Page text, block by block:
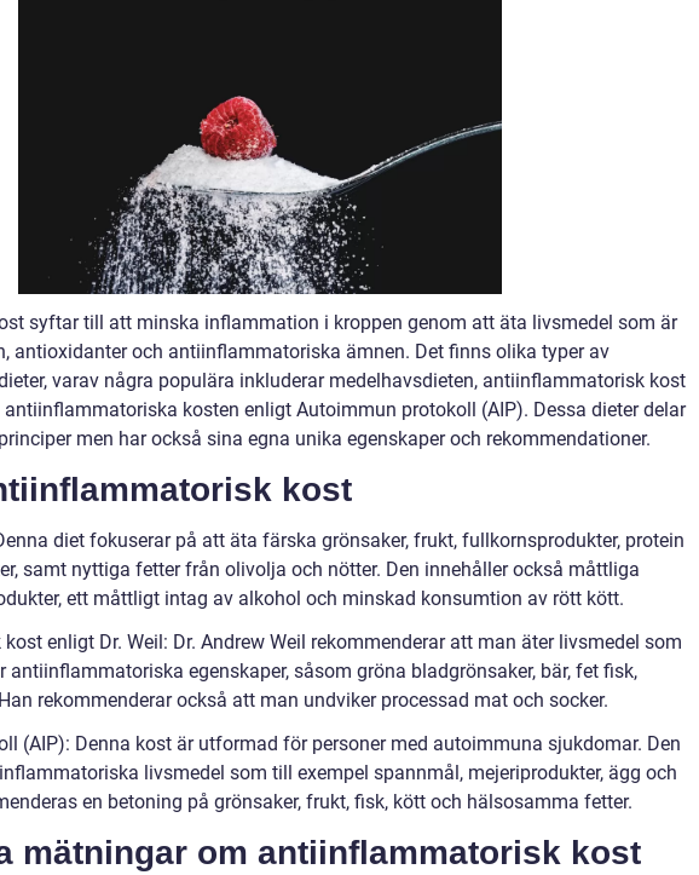
syftar till att minska inflammation i kroppen genom att äta livsmedel som är
antioxidanter och antiinflammatoriska ämnen. Det finns olika typer av
varav några populära inkluderar medelhavsdieten, antiinflammatorisk kost
antiinflammatoriska kosten enligt Autoimmun protokoll (AIP). Dessa dieter delar
men har också sina egna unika egenskaper och rekommendationer.
kost
diet fokuserar på att äta färska grönsaker, frukt, fullkornsprodukter, protein
samt nyttiga fetter från olivolja och nötter. Den innehåller också måttliga
ett måttligt intag av alkohol och minskad konsumtion av rött kött.
enligt Dr. Weil: Dr. Andrew Weil rekommenderar att man äter livsmedel som
antiinflammatoriska egenskaper, såsom gröna bladgrönsaker, bär, fet fisk,
rekommenderar också att man undviker processad mat och socker.
(AIP): Denna kost är utformad för personer med autoimmuna sjukdomar. Den
livsmedel som till exempel spannmål, mejeriprodukter, ägg och
en betoning på grönsaker, frukt, fisk, kött och hälsosamma fetter.
mätningar om antiinflammatorisk kost